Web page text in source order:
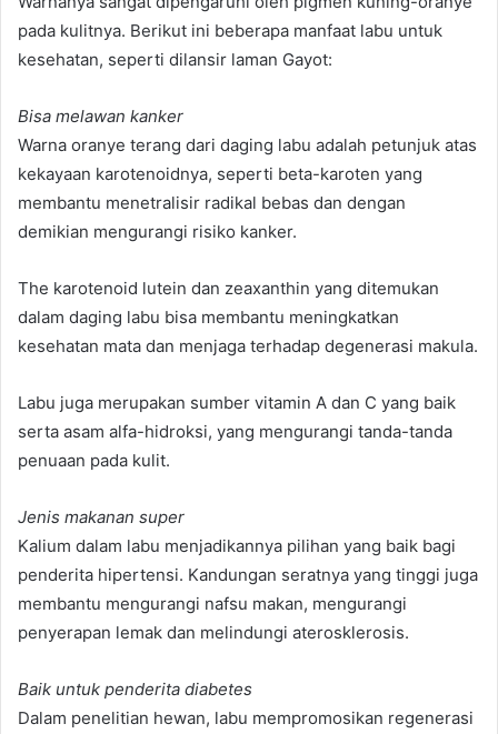
pada kulitnya. Berikut ini beberapa manfaat labu untuk
kesehatan, seperti dilansir laman Gayot:
Bisa melawan kanker
Warna oranye terang dari daging labu adalah petunjuk atas
kekayaan karotenoidnya, seperti beta-karoten yang
membantu menetralisir radikal bebas dan dengan
demikian mengurangi risiko kanker.
The karotenoid lutein dan zeaxanthin yang ditemukan
dalam daging labu bisa membantu meningkatkan
kesehatan mata dan menjaga terhadap degenerasi makula.
Labu juga merupakan sumber vitamin A dan C yang baik
serta asam alfa-hidroksi, yang mengurangi tanda-tanda
penuaan pada kulit.
Jenis makanan super
Kalium dalam labu menjadikannya pilihan yang baik bagi
penderita hipertensi. Kandungan seratnya yang tinggi juga
membantu mengurangi nafsu makan, mengurangi
penyerapan lemak dan melindungi aterosklerosis.
Baik untuk penderita diabetes
Dalam penelitian hewan, labu mempromosikan regenerasi